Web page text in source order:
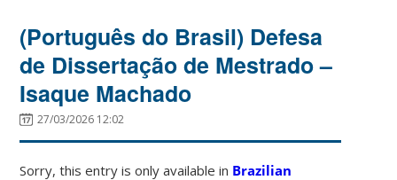
(Português do Brasil) Defesa
de Dissertação de Mestrado –
Isaque Machado
27/03/2026 12:02
Sorry, this entry is only available in Brazilian